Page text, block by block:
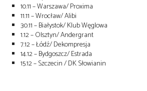
10.11 – Warszawa/ Proxima
11.11 – Wrocław/ Alibi
30.11 – Białystok/ Klub Węglowa
1.12 – Olsztyn/ Andergrant
7.12 – Łódź/ Dekompresja
14.12 – Bydgoszcz/ Estrada
15.12 – Szczecin / DK Słowianin